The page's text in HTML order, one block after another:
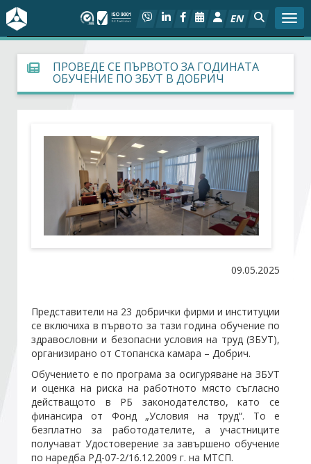
EN
За БСК
На фокус
Социален диалог
Арбитражен съд
Членове
Стани член
Абонирайте се!
ПРОВЕДЕ СЕ ПЪРВОТО ЗА ГОДИНАТА
ОБУЧЕНИЕ ПО ЗБУТ В ДОБРИЧ
09.05.2025
Представители на 23 добрички фирми и институции
се включиха в първото за тази година обучение по
здравословни и безопасни условия на труд (ЗБУТ),
организирано от Стопанска камара – Добрич.
Обучението е по програма за осигуряване на ЗБУТ
и оценка на риска на работното място съгласно
действащото в РБ законодателство, като се
финансира от Фонд „Условия на труд“. То е
безплатно за работодателите, а участниците
получават Удостоверение за завършено обучение
по наредба РД-07-2/16.12.2009 г. на МТСП.